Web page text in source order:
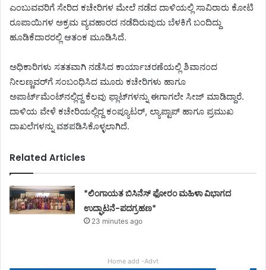
ಎಂಬುವವರಿಗೆ ಸೇರಿದ ಕಚೇರಿಗಳ ಮೇಲೆ ನಡೆದ ದಾಳಿಯಲ್ಲಿ ಸಾವಿರಾರು ಕೋಟಿ
ರೂಪಾಯಿಗಳ ಅಕ್ರಮ ವ್ಯವಹಾರದ ನಡೆದಿರುವುದು ಬೆಳಕಿಗೆ ಬಂದಿದ್ದು
ಹೂಡಿಕೆದಾರರಲ್ಲಿ ಆತಂಕ ಮೂಡಿಸಿದೆ.
ಅಧಿಕಾರಿಗಳು ಸತತವಾಗಿ ನಡೆಸಿದ ಕಾರ್ಯಾಚರಣೆಯಲ್ಲಿ ಶಿವಾನಂದ
ನೀಲಣ್ಣವರ್‌ಗೆ ಸಂಬಂಧಿಸಿದ ಮೂರು ಕಚೇರಿಗಳು ಹಾಗೂ
ಅಪಾರ್ಟ್‌ಮೆಂಟ್‌ನಲ್ಲಿದ್ದ ಕೆಲವು ಫ್ಲಾಟ್‌ಗಳನ್ನು ಈಗಾಗಲೇ ಸೀಜ್ ಮಾಡಿದ್ದಾರೆ.
ದಾಳಿಯ ವೇಳೆ ಕಚೇರಿಯಲ್ಲಿದ್ದ ಕಂಪ್ಯೂಟರ್, ಲ್ಯಾಪ್ಟಾಪ್ ಹಾಗೂ ಪ್ರಮುಖ
ದಾಖಲೆಗಳನ್ನು ವಶಪಡಿಸಿಕೊಳ್ಳಲಾಗಿದೆ.
Related Articles
*ಲಿಂಗಾಯತ ಬಿಸಿನೆಸ್ ಫೋರಂ ಮಹಿಳಾ ವಿಭಾಗದ
ಉದ್ಘಾಟನೆ-ಪದಗ್ರಹಣ*
23 minutes ago
Home add -Advt